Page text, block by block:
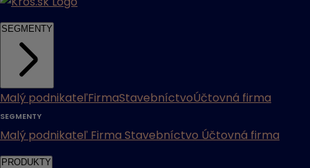
SEGMENTY
Malý podnikateľFirmaStavebníctvoÚčtovná firma
SEGMENTY
Malý podnikateľ Firma Stavebníctvo Účtovná firma
PRODUKTY